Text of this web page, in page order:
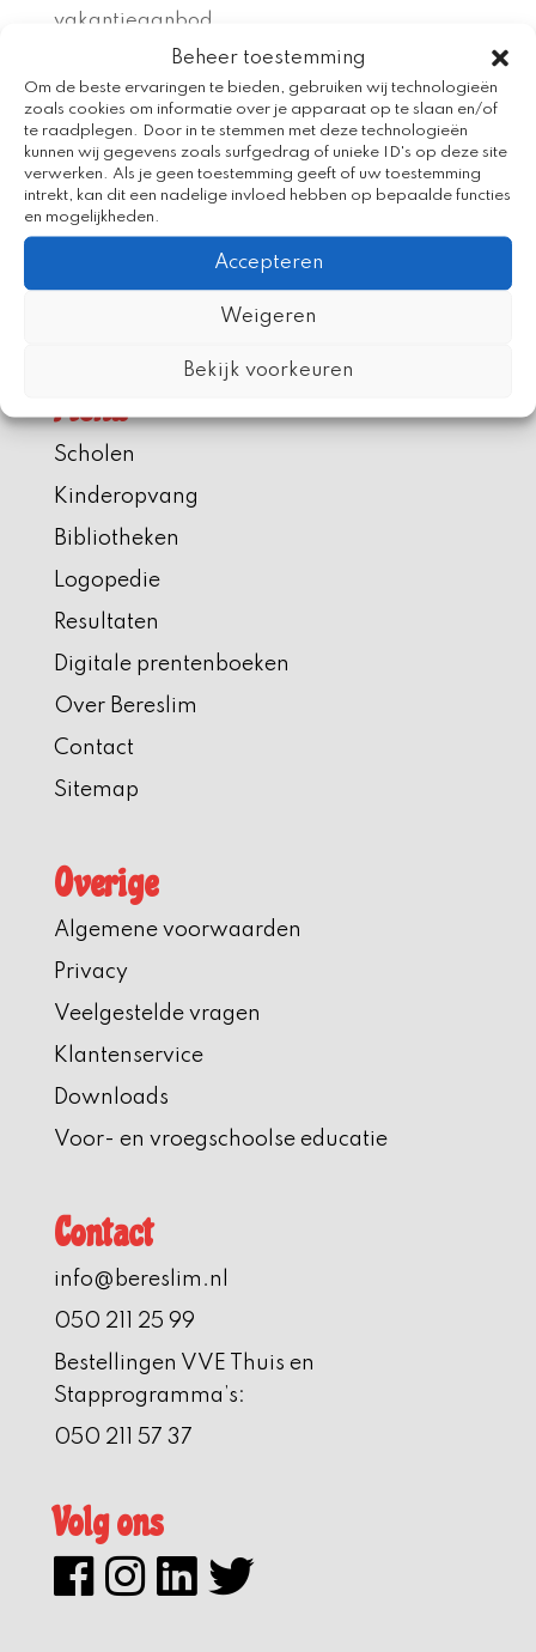
Beheer toestemming
Om de beste ervaringen te bieden, gebruiken wij technologieën
zoals cookies om informatie over je apparaat op te slaan en/of
te raadplegen. Door in te stemmen met deze technologieën
kunnen wij gegevens zoals surfgedrag of unieke ID's op deze site
verwerken. Als je geen toestemming geeft of uw toestemming
intrekt, kan dit een nadelige invloed hebben op bepaalde functies
en mogelijkheden.
Accepteren
Weigeren
Bekijk voorkeuren
vakantieaanbod
Venieuwde app Bereslim
Kleine Aap en de Voorleestrom
Kleine Aap staat centraal tijdens Nationale
Voorleesdagen 2026
Menu
Scholen
Kinderopvang
Bibliotheken
Logopedie
Resultaten
Digitale prentenboeken
Over Bereslim
Contact
Sitemap
Overige
Algemene voorwaarden
Privacy
Veelgestelde vragen
Klantenservice
Downloads
Voor- en vroegschoolse educatie
Contact
info@bereslim.nl
050 211 25 99
Bestellingen VVE Thuis en
Stapprogramma’s:
050 211 57 37
Volg ons